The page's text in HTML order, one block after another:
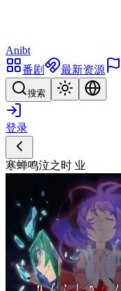
Anibt
番剧
最新资源
搜索
登录
寒蝉鸣泣之时 业